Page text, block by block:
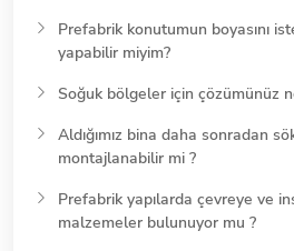
Prefabrik konutumun boyasını
yapabilir miyim?
Soğuk bölgeler için çözümünüz
Aldığımız bina daha sonradan
montajlanabilir mi ?
Prefabrik yapılarda çevreye ve
malzemeler bulunuyor mu ?